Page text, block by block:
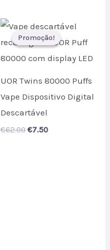
Promoção!
Promoção!
UOR Twins 80000 Puffs
Vape Dispositivo Digital
Descartável
€62.00 Original
€7.50Current